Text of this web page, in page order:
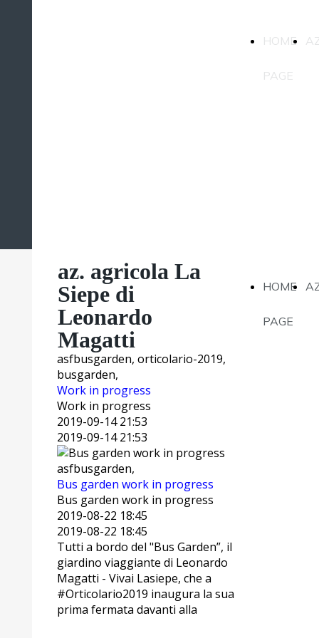
HOME
PAGE
HOME
PAGE
az. agricola La
Siepe di
Leonardo
Magatti
asfbusgarden, orticolario-2019,
busgarden,
Work in progress
Work in progress
2019-09-14 21:53
2019-09-14 21:53
asfbusgarden,
Bus garden work in progress
Bus garden work in progress
2019-08-22 18:45
2019-08-22 18:45
Tutti a bordo del "Bus Garden”, il
giardino viaggiante di Leonardo
Magatti - Vivai Lasiepe, che a
#Orticolario2019 inaugura la sua
prima fermata davanti alla